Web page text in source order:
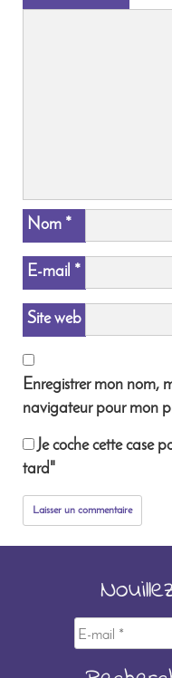
Nom *
E-mail *
Site web
Enregistrer mon nom,
navigateur pour mon
Je coche cette case
tard"
E-
mail